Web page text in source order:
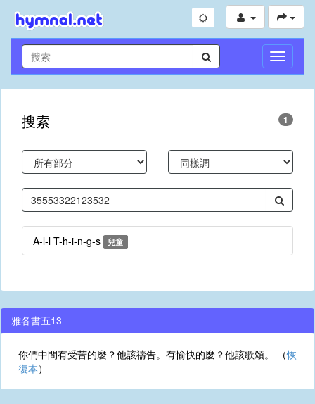
切
換
導
搜索 1
A-l-l T-h-i-n-g-s 兒童
雅各書五13
你們中間有受苦的麼？他該禱告。有愉快的麼？他該歌頌。 （恢
復本）